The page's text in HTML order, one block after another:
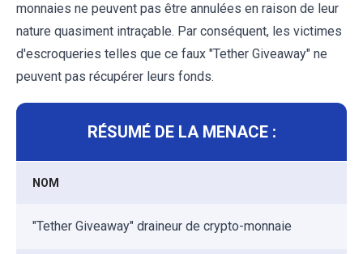
monnaies ne peuvent pas être annulées en raison de leur
nature quasiment intraçable. Par conséquent, les victimes
d'escroqueries telles que ce faux "Tether Giveaway" ne
peuvent pas récupérer leurs fonds.
RÉSUMÉ DE LA MENACE :
NOM
"Tether Giveaway" draineur de crypto-monnaie